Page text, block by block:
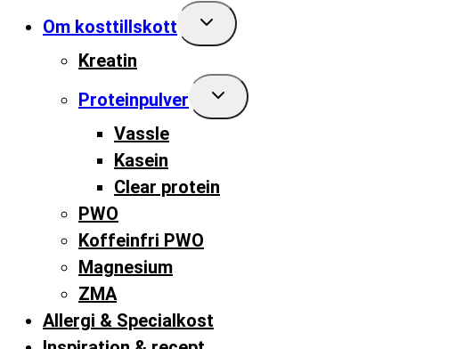
Om kosttillskott
Toggle
menu
Kreatin
Proteinpulver
Toggle
menu
Vassle
Kasein
Clear protein
PWO
Koffeinfri PWO
Magnesium
ZMA
Allergi & Specialkost